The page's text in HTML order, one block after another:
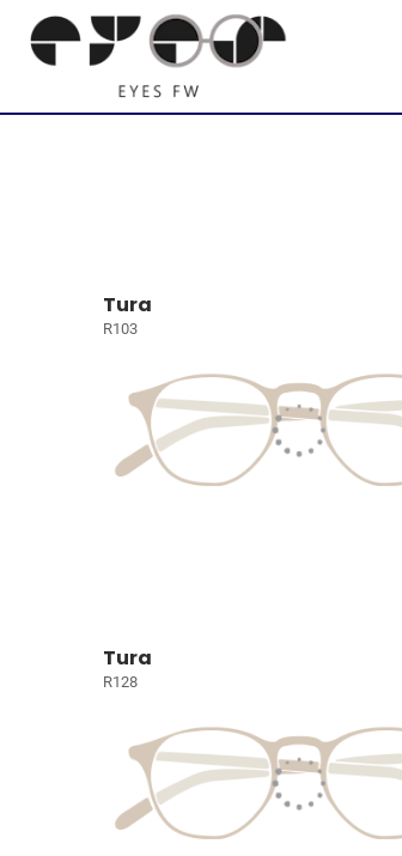
Tura
R103
Tura
R128